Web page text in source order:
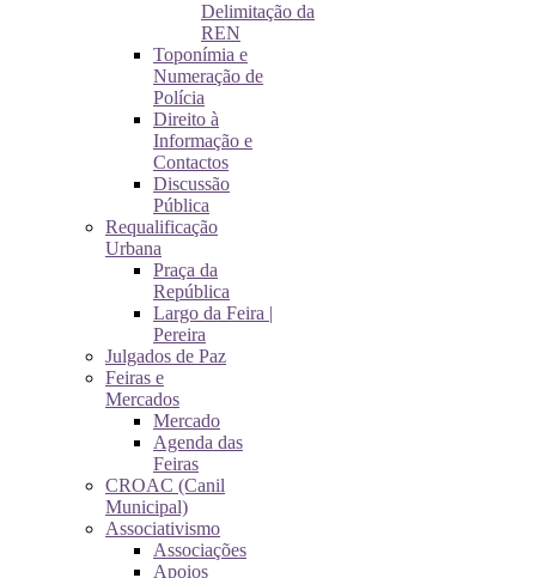
Delimitação da
REN
Toponímia e
Numeração de
Polícia
Direito à
Informação e
Contactos
Discussão
Pública
Requalificação
Urbana
Praça da
República
Largo da Feira |
Pereira
Julgados de Paz
Feiras e
Mercados
Mercado
Agenda das
Feiras
CROAC (Canil
Municipal)
Associativismo
Associações
Apoios